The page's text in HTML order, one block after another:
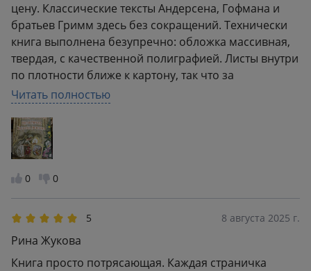
цену. Классические тексты Андерсена, Гофмана и
братьев Гримм здесь без сокращений. Технически
книга выполнена безупречно: обложка массивная,
твердая, с качественной полиграфией. Листы внутри
по плотности ближе к картону, так что за
сохранность механизмов можно не переживать,
они не хлипкие. Механика работает идеально: всё
открывается плавно, без лишних усилий и хруста,
ничего не заедает. Очень рад, что такая красота есть
в детской библиотеке, дорого, но того стоит.
Читать полностью
0 0
5 8 августа 2025 г.
Рина Жукова
Книга просто потрясающая. Каждая страничка